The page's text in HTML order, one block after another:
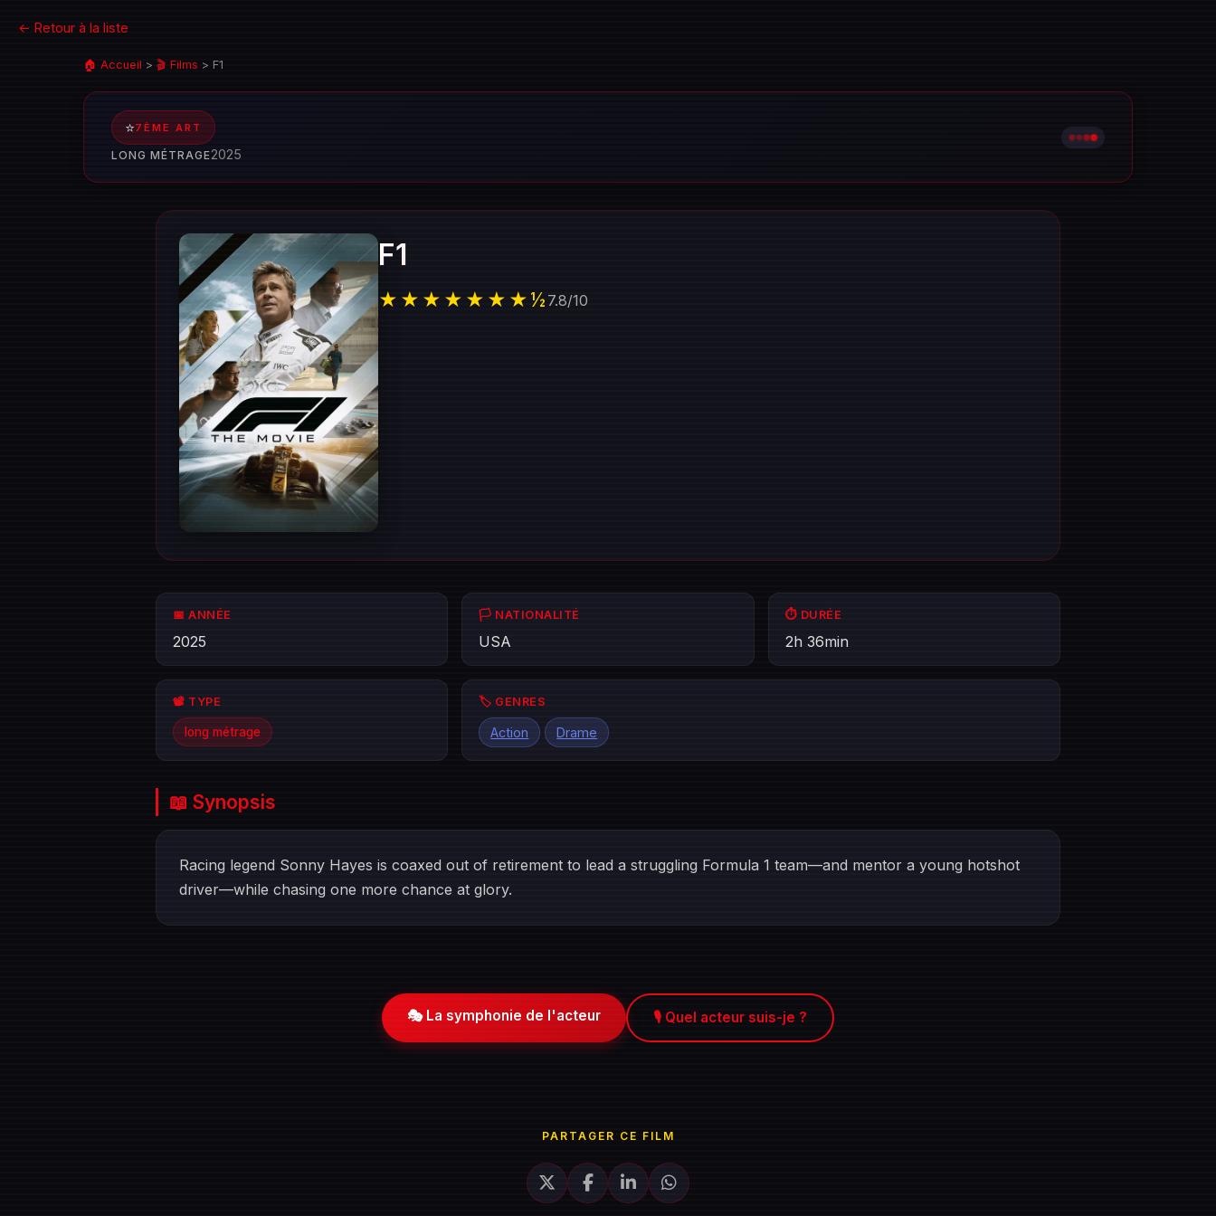
← Retour à la liste
🏠 Accueil > 🎬 Films > F1
⭐7ÈME ART
LONG MÉTRAGE2025
F1
★★★★★★★½ 7.8/10
📅 ANNÉE
2025
🏳️ NATIONALITÉ
USA
⏱️ DURÉE
2h 36min
📽️ TYPE
long métrage
🏷️ GENRES
Action Drame
📖 Synopsis
Racing legend Sonny Hayes is coaxed out of retirement to lead a struggling Formula 1 team—and mentor a young hotshot
driver—while chasing one more chance at glory.
🎭 La symphonie de l'acteur 🎙️ Quel acteur suis-je ?
PARTAGER CE FILM